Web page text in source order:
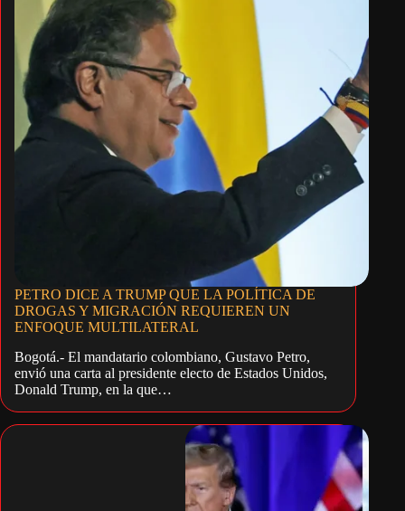
PETRO DICE A TRUMP QUE LA POLÍTICA DE
DROGAS Y MIGRACIÓN REQUIEREN UN
ENFOQUE MULTILATERAL
Bogotá.- El mandatario colombiano, Gustavo Petro,
envió una carta al presidente electo de Estados Unidos,
Donald Trump, en la que…